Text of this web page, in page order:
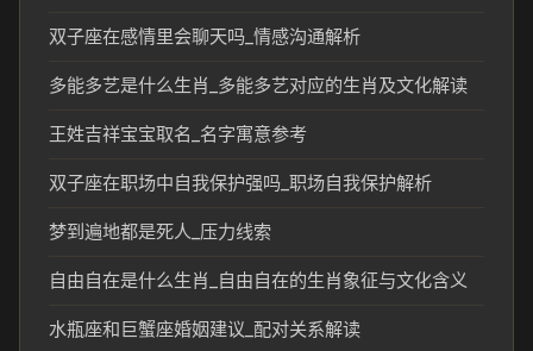
双子座在感情里会聊天吗_情感沟通解析
多能多艺是什么生肖_多能多艺对应的生肖及文化解读
王姓吉祥宝宝取名_名字寓意参考
双子座在职场中自我保护强吗_职场自我保护解析
梦到遍地都是死人_压力线索
自由自在是什么生肖_自由自在的生肖象征与文化含义
水瓶座和巨蟹座婚姻建议_配对关系解读